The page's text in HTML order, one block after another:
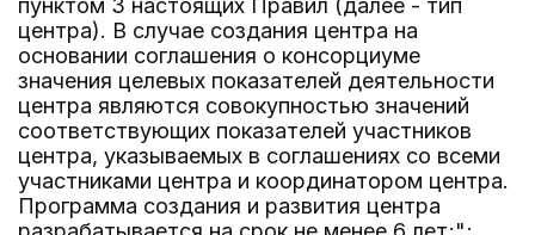
пунктом 3 настоящих Правил (далее - тип
центра). В случае создания центра на
основании соглашения о консорциуме
значения целевых показателей деятельности
центра являются совокупностью значений
соответствующих показателей участников
центра, указываемых в соглашениях со всеми
участниками центра и координатором центра.
Программа создания и развития центра